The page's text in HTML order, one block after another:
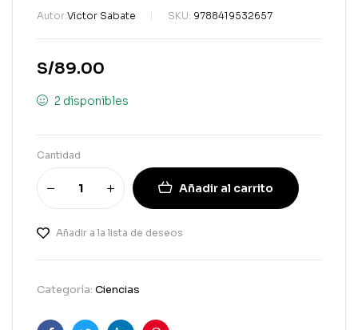
Autor:Victor Sabate SKU: 9788419532657
S/89.00
2 disponibles
Cantidad
Añadir al carrito
Añadir a la lista de deseos
Categoría: Ciencias